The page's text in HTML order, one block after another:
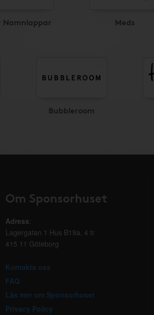
Namnlappar Meds
Bubbleroom
Om Sponsorhuset
Adress:
Lagergatan 1 Hus B19a, 4 tr
415 11 Göteborg
Kontakta oss
FAQ
Läs mer om Sponsorhuset
Privacy Policy